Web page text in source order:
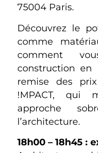
75004 Paris.
Découvrez le
comme
comment
construction en
remise des
!MPACT, qui
approche
l’architecture.
18h00 – 18h45 :